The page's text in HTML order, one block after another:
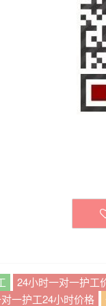
24小时一对一护工
一护工24小时价格